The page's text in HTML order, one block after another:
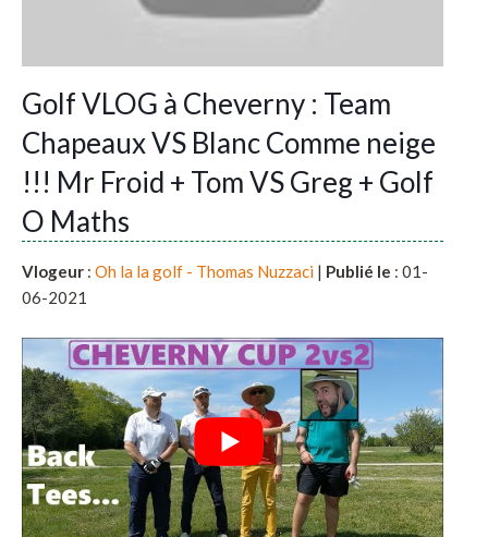
Golf VLOG à Cheverny : Team
Chapeaux VS Blanc Comme neige
!!! Mr Froid + Tom VS Greg + Golf
O Maths
Vlogeur : Oh la la golf - Thomas Nuzzaci | Publié le : 01-
06-2021